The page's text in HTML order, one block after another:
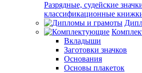
Разрядные, судейские
классификационные
Вкладыши
Заготовки значков
Основания
Основы плакеток